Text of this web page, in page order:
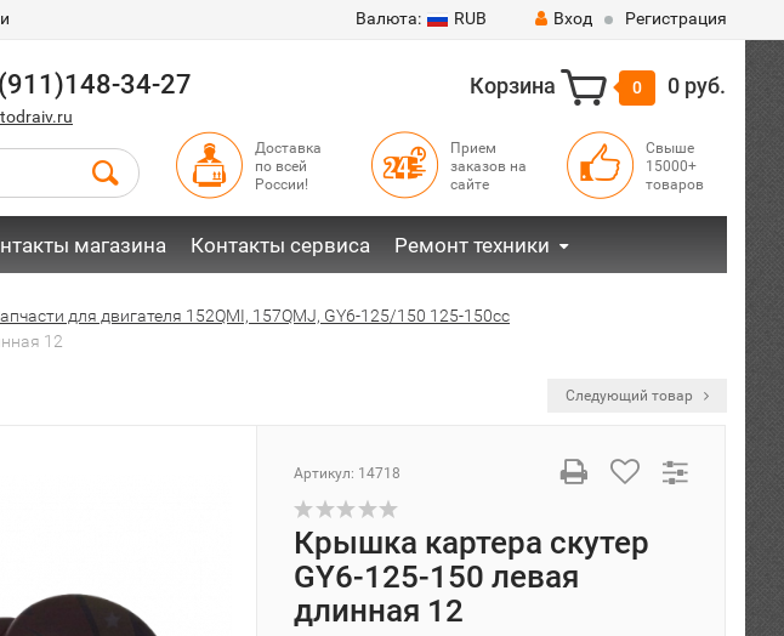
Валюта: RUB Вход Регистрация
34-27 Корзина 0 0 руб.
Доставка
по всей
России!
Прием
заказов на
сайте
Свыше
15000+
товаров
магазина Контакты сервиса Ремонт техники
для двигателя 152QMI, 157QMJ, GY6-125/150 125-150сс
12
Следующий товар
Артикул: 14718
Крышка картера скутер
GY6-125-150 левая
длинная 12